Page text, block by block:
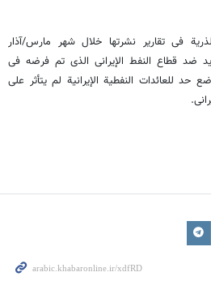
فی تقاریر نشرتها خلال شهر مارس/آذار
ضد قطاع النفط الإیرانی الذی تم فرضه فی
للعائدات النفطیة الإیرانیة لم یتأثر علی